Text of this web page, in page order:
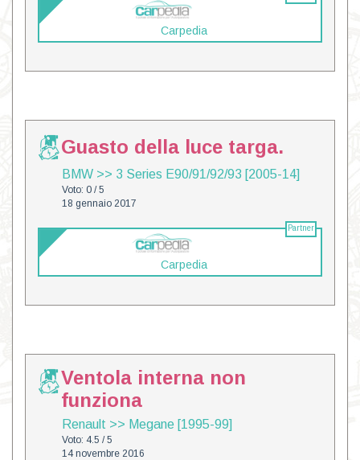
Carpedia
Guasto della luce targa.
BMW >> 3 Series E90/91/92/93 [2005-14]
Voto: 0 / 5
18 gennaio 2017
Partner
Carpedia
Ventola interna non
funziona
Renault >> Megane [1995-99]
Voto: 4.5 / 5
14 novembre 2016